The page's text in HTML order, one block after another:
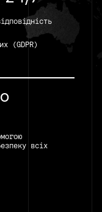
(GDPR)
всіх